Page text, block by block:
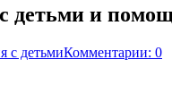
детьми и
с детьмиКомментарии: 0